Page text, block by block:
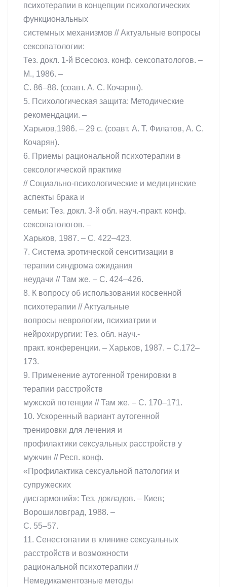
психотерапии в концепции психологических
функциональных
системных механизмов // Актуальные вопросы
сексопатологии:
Тез. докл. 1-й Всесоюз. конф. сексопатологов. –
М., 1986. –
С. 86–88. (соавт. А. С. Кочарян).
5. Психологическая защита: Методические
рекомендации. –
Харьков,1986. – 29 с. (соавт. А. Т. Филатов, A. C.
Кочарян).
6. Приемы рациональной психотерапии в
сексологической практике
// Социально-психологические и медицинские
аспекты брака и
семьи: Тез. докл. 3-й обл. науч.-практ. конф.
сексопатологов. –
Харьков, 1987. – С. 422–423.
7. Система эротической сенситизации в
терапии синдрома ожидания
неудачи // Там же. – С. 424–426.
8. К вопросу об использовании косвенной
психотерапии // Актуальные
вопросы неврологии, психиатрии и
нейрохирургии: Тез. обл. науч.-
практ. конференции. – Харьков, 1987. – С.172–
173.
9. Применение аутогенной тренировки в
терапии расстройств
мужской потенции // Там же. – C. 170–171.
10. Ускоренный вариант аутогенной
тренировки для лечения и
профилактики сексуальных расстройств у
мужчин // Респ. конф.
«Профилактика сексуальной патологии и
супружеских
дисгармоний»: Тез. докладов. – Киев;
Ворошиловград, 1988. –
С. 55–57.
11. Сенестопатии в клинике сексуальных
расстройств и возможности
рациональной психотерапии //
Немедикаментозные методы